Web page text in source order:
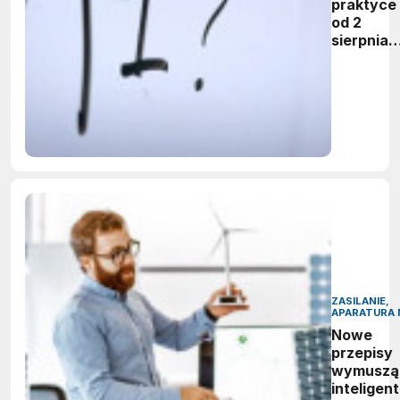
praktyce
od 2
sierpnia
ZASILANIE,
APARATURA
Nowe
przepisy
wymuszą